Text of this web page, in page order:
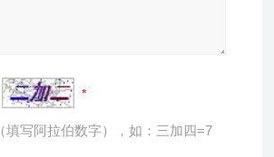
填写阿拉伯数字），如：三加四=7